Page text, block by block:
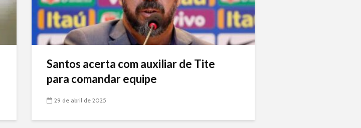
Santos acerta com auxiliar de Tite
para comandar equipe
29 de abril de 2025